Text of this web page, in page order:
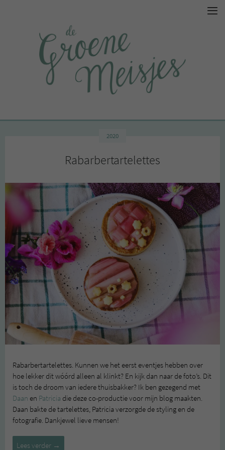
2020
Rabarbertartelettes
Rabarbertartelettes. Kunnen we het eerst eventjes hebben over
hoe lekker dit wóórd alleen al klinkt? En kijk dan naar de foto’s. Dit
is toch de droom van iedere thuisbakker? Ik ben gezegend met
Daan en Patricia die deze co-productie voor mijn blog maakten.
Daan bakte de tartelettes, Patricia verzorgde de styling en de
fotografie. Dankjewel lieve mensen!
Lees verder Rabarbertartelettes
→